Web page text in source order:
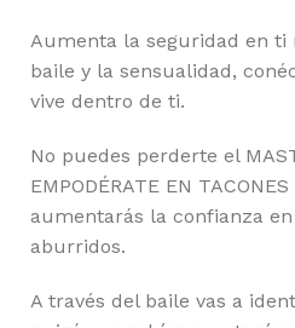
Aumenta la seguridad en ti
baile y la sensualidad,
vive dentro de ti.
No puedes perderte el
EMPODÉRATE EN
aumentarás la confianza
aburridos.
A través del baile vas a